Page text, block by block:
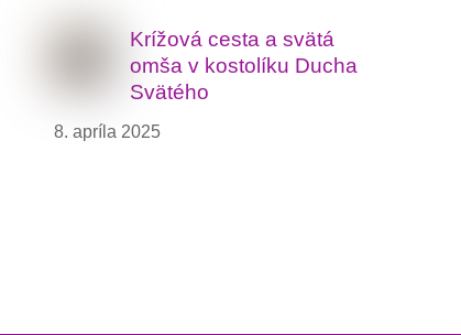
Krížová cesta a svätá
omša v kostolíku Ducha
Svätého
8. apríla 2025